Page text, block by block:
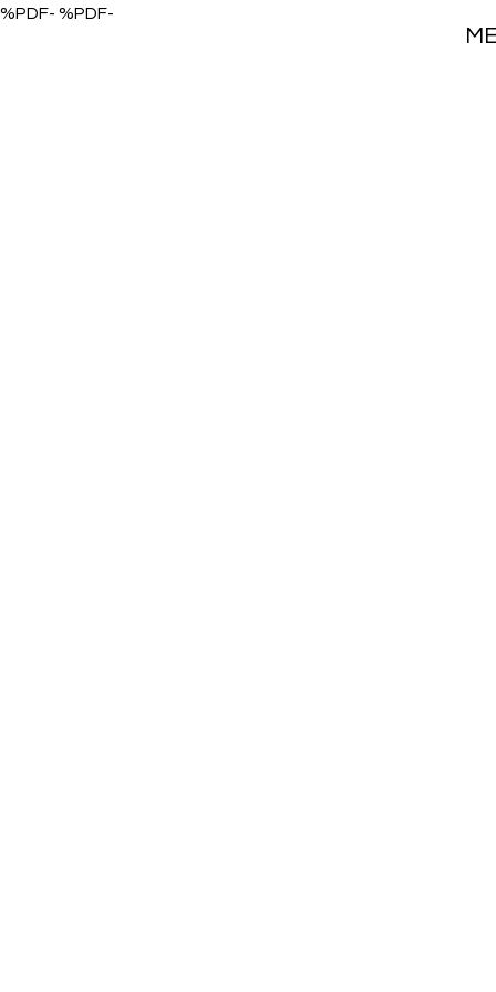
%PDF- %PDF-